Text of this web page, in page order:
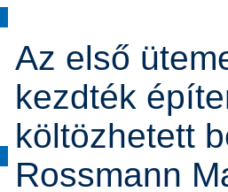
Az első
kezdték
költözhetett
Rossmann